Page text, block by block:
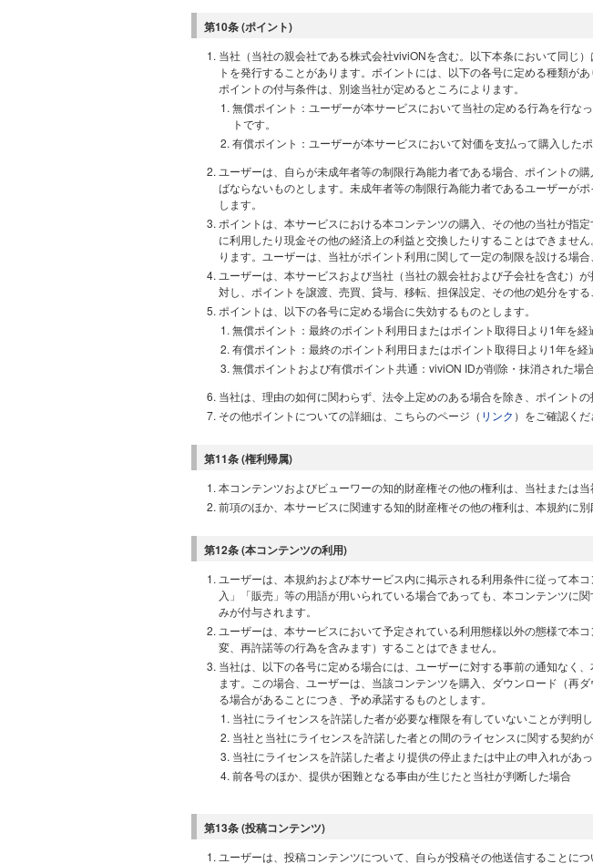
第10条 (ポイント)
当社（当社の親会社である株式会社viviONを含む。以下本条において同じ
トを発行することがあります。ポイントには、以下の各号に定める種類が
ポイントの付与条件は、別途当社が定めるところによります。
無償ポイント：ユーザーが本サービスにおいて当社の定める行為を行な
トです。
有償ポイント：ユーザーが本サービスにおいて対価を支払って購入したポ
ユーザーは、自らが未成年者等の制限行為能力者である場合、ポイントの
ばならないものとします。未成年者等の制限行為能力者であるユーザーが
します。
ポイントは、本サービスにおける本コンテンツの購入、その他の当社が指
に利用したり現金その他の経済上の利益と交換したりすることはできませ
ります。ユーザーは、当社がポイント利用に関して一定の制限を設ける場
ユーザーは、本サービスおよび当社（当社の親会社および子会社を含む）
対し、ポイントを譲渡、売買、貸与、移転、担保設定、その他の処分をする
ポイントは、以下の各号に定める場合に失効するものとします。
無償ポイント：最終のポイント利用日またはポイント取得日より1年を経
有償ポイント：最終のポイント利用日またはポイント取得日より1年を経
無償ポイントおよび有償ポイント共通：viviON IDが削除・抹消された場
当社は、理由の如何に関わらず、法令上定めのある場合を除き、ポイントの
その他ポイントについての詳細は、こちらのページ（ リンク ）をご確認くだ
第11条 (権利帰属)
本コンテンツおよびビューワーの知的財産権その他の権利は、当社または
前項のほか、本サービスに関連する知的財産権その他の権利は、本規約に
第12条 (本コンテンツの利用)
ユーザーは、本規約および本サービス内に掲示される利用条件に従って本
入」「販売」等の用語が用いられている場合であっても、本コンテンツに
みが付与されます。
ユーザーは、本サービスにおいて予定されている利用態様以外の態様で本
変、再許諾等の行為を含みます）することはできません。
当社は、以下の各号に定める場合には、ユーザーに対する事前の通知なく
ます。この場合、ユーザーは、当該コンテンツを購入、ダウンロード（再
る場合があることにつき、予め承諾するものとします。
当社にライセンスを許諾した者が必要な権限を有していないことが判明
当社と当社にライセンスを許諾した者との間のライセンスに関する契約
当社にライセンスを許諾した者より提供の停止または中止の申入れがあ
前各号のほか、提供が困難となる事由が生じたと当社が判断した場合
第13条 (投稿コンテンツ)
ユーザーは、投稿コンテンツについて、自らが投稿その他送信することに